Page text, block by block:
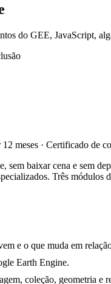
do GEE, JavaScript,
meses · Certificado de
sem baixar cena e sem
Três módulos
e o que muda em
Earth Engine.
coleção, geometria e